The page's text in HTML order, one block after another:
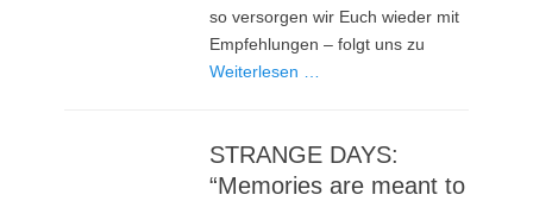
so versorgen wir Euch wieder mit
Empfehlungen – folgt uns zu
Weiterlesen …
STRANGE DAYS:
“Memories are meant to